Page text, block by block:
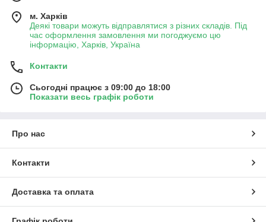
м. Харків
Деякі товари можуть відправлятися з різних складів. Під
час оформлення замовлення ми погоджуємо цю
інформацію, Харків, Україна
Контакти
Сьогодні працює з 09:00 до 18:00
Показати весь графік роботи
Про нас
Контакти
Доставка та оплата